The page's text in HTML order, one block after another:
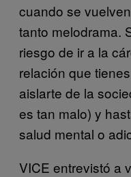
cuando se
tanto melodrama.
riesgo de ir a la
relación que
aislarte de la
es tan malo) y
salud mental o
VICE entrevistó a